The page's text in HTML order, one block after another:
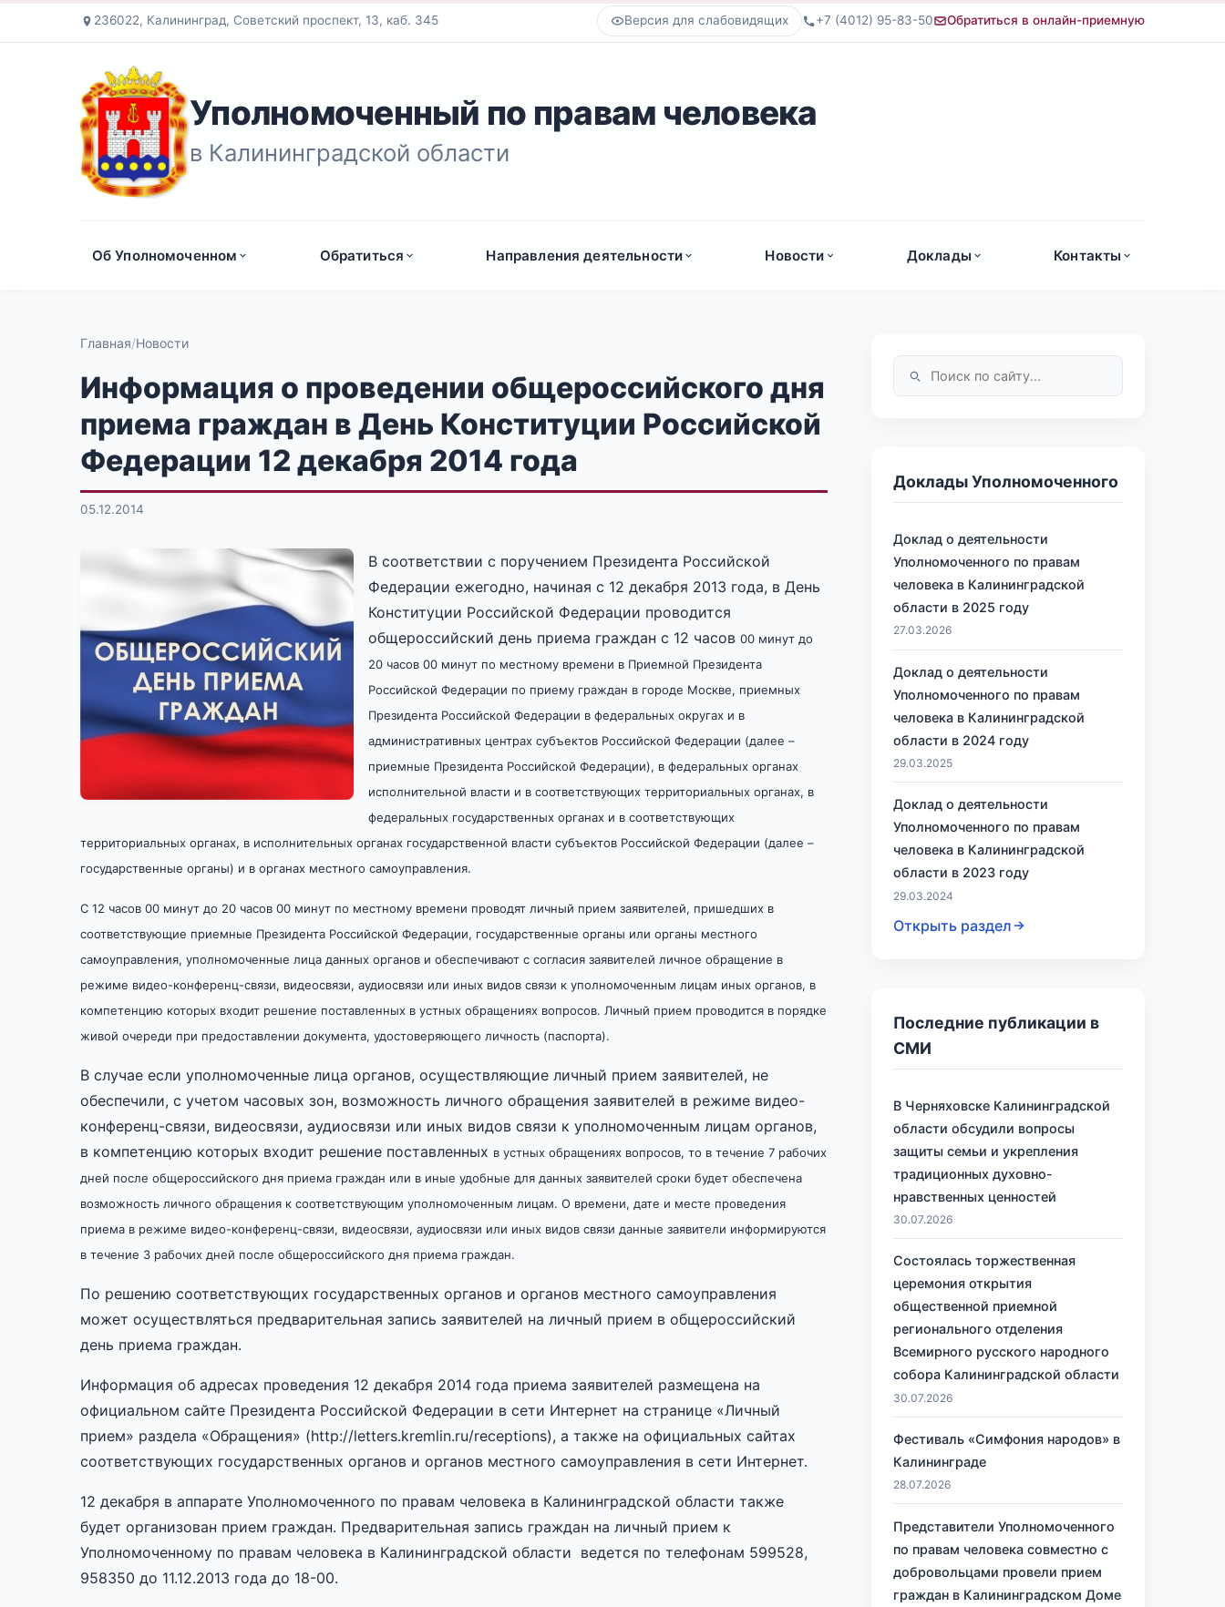
236022, Калининград, Советский проспект, 13, каб. 345 Версия для слабовидящих +7 (4012) 95-83-50 Обратиться в онлайн-приемную
Уполномоченный по правам человека
в Калининградской области
Об Уполномоченном Обратиться Направления деятельности Новости Доклады Контакты
Главная Новости
Информация о проведении общероссийского дня
приема граждан в День Конституции Российской
Федерации 12 декабря 2014 года
05.12.2014
В соответствии с поручением Президента Российской
Федерации ежегодно, начиная с 12 декабря 2013 года, в День
Конституции Российской Федерации проводится
общероссийский день приема граждан с 12 часов 00 минут до
20 часов 00 минут по местному времени в Приемной Президента
Российской Федерации по приему граждан в городе Москве, приемных
Президента Российской Федерации в федеральных округах и в
административных центрах субъектов Российской Федерации (далее –
приемные Президента Российской Федерации), в федеральных органах
исполнительной власти и в соответствующих территориальных органах, в
федеральных государственных органах и в соответствующих
территориальных органах, в исполнительных органах государственной власти субъектов Российской Федерации (далее –
государственные органы) и в органах местного самоуправления.
С 12 часов 00 минут до 20 часов 00 минут по местному времени проводят личный прием заявителей, пришедших в
соответствующие приемные Президента Российской Федерации, государственные органы или органы местного
самоуправления, уполномоченные лица данных органов и обеспечивают с согласия заявителей личное обращение в
режиме видео-конференц-связи, видеосвязи, аудиосвязи или иных видов связи к уполномоченным лицам иных органов, в
компетенцию которых входит решение поставленных в устных обращениях вопросов. Личный прием проводится в порядке
живой очереди при предоставлении документа, удостоверяющего личность (паспорта).
В случае если уполномоченные лица органов, осуществляющие личный прием заявителей, не
обеспечили, с учетом часовых зон, возможность личного обращения заявителей в режиме видео-
конференц-связи, видеосвязи, аудиосвязи или иных видов связи к уполномоченным лицам органов,
в компетенцию которых входит решение поставленных в устных обращениях вопросов, то в течение 7 рабочих
дней после общероссийского дня приема граждан или в иные удобные для данных заявителей сроки будет обеспечена
возможность личного обращения к соответствующим уполномоченным лицам. О времени, дате и месте проведения
приема в режиме видео-конференц-связи, видеосвязи, аудиосвязи или иных видов связи данные заявители информируются
в течение 3 рабочих дней после общероссийского дня приема граждан.
По решению соответствующих государственных органов и органов местного самоуправления
может осуществляться предварительная запись заявителей на личный прием в общероссийский
день приема граждан.
Информация об адресах проведения 12 декабря 2014 года приема заявителей размещена на
официальном сайте Президента Российской Федерации в сети Интернет на странице «Личный
прием» раздела «Обращения» (http://letters.kremlin.ru/receptions), а также на официальных сайтах
соответствующих государственных органов и органов местного самоуправления в сети Интернет.
12 декабря в аппарате Уполномоченного по правам человека в Калининградской области также
будет организован прием граждан. Предварительная запись граждан на личный прием к
Уполномоченному по правам человека в Калининградской области ведется по телефонам 599528,
958350 до 11.12.2013 года до 18-00.
Доклады Уполномоченного
Доклад о деятельности
Уполномоченного по правам
человека в Калининградской
области в 2025 году
27.03.2026
Доклад о деятельности
Уполномоченного по правам
человека в Калининградской
области в 2024 году
29.03.2025
Доклад о деятельности
Уполномоченного по правам
человека в Калининградской
области в 2023 году
29.03.2024
Открыть раздел
Последние публикации в
СМИ
В Черняховске Калининградской
области обсудили вопросы
защиты семьи и укрепления
традиционных духовно-
нравственных ценностей
30.07.2026
Состоялась торжественная
церемония открытия
общественной приемной
регионального отделения
Всемирного русского народного
собора Калининградской области
30.07.2026
Фестиваль «Симфония народов» в
Калининграде
28.07.2026
Представители Уполномоченного
по правам человека совместно с
добровольцами провели прием
граждан в Калининградском Доме